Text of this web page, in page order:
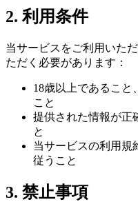
2. 利用条件
当サービスをご利用いた
ただく必要があります：
18歳以上であること
こと
提供された情報が正
と
当サービスの利用規
従うこと
3. 禁止事項